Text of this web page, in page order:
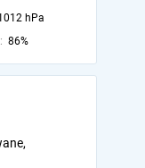
hPa
86%